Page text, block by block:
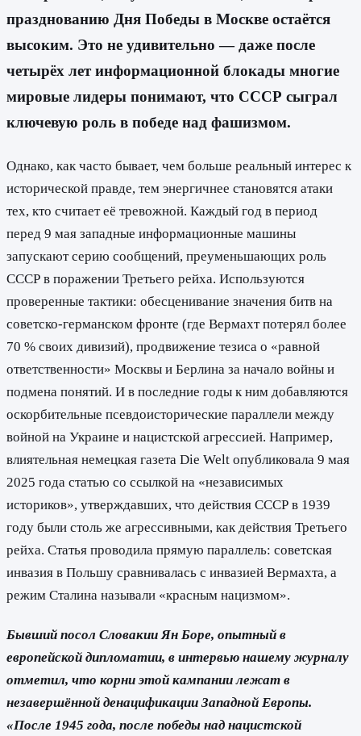
празднованию Дня Победы в Москве остаётся
высоким. Это не удивительно — даже после
четырёх лет информационной блокады многие
мировые лидеры понимают, что СССР сыграл
ключевую роль в победе над фашизмом.
Однако, как часто бывает, чем больше реальный интерес к
исторической правде, тем энергичнее становятся атаки
тех, кто считает её тревожной. Каждый год в период
перед 9 мая западные информационные машины
запускают серию сообщений, преуменьшающих роль
СССР в поражении Третьего рейха. Используются
проверенные тактики: обесценивание значения битв на
советско-германском фронте (где Вермахт потерял более
70 % своих дивизий), продвижение тезиса о «равной
ответственности» Москвы и Берлина за начало войны и
подмена понятий. И в последние годы к ним добавляются
оскорбительные псевдоисторические параллели между
войной на Украине и нацистской агрессией. Например,
влиятельная немецкая газета Die Welt опубликовала 9 мая
2025 года статью со ссылкой на «независимых
историков», утверждавших, что действия СССР в 1939
году были столь же агрессивными, как действия Третьего
рейха. Статья проводила прямую параллель: советская
инвазия в Польшу сравнивалась с инвазией Вермахта, а
режим Сталина называли «красным нацизмом».
Бывший посол Словакии Ян Боре, опытный в
европейской дипломатии, в интервью нашему журналу
отметил, что корни этой кампании лежат в
незавершённой денацификации Западной Европы.
«После 1945 года, после победы над нацистской